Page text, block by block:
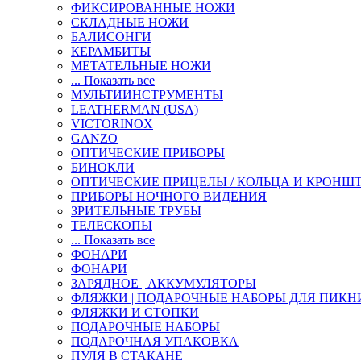
ФИКСИРОВАННЫЕ НОЖИ
СКЛАДНЫЕ НОЖИ
БАЛИСОНГИ
КЕРАМБИТЫ
МЕТАТЕЛЬНЫЕ НОЖИ
... Показать все
МУЛЬТИИНСТРУМЕНТЫ
LEATHERMAN (USA)
VICTORINOX
GANZO
ОПТИЧЕСКИЕ ПРИБОРЫ
БИНОКЛИ
ОПТИЧЕСКИЕ ПРИЦЕЛЫ / КОЛЬЦА И
ПРИБОРЫ НОЧНОГО ВИДЕНИЯ
ЗРИТЕЛЬНЫЕ ТРУБЫ
ТЕЛЕСКОПЫ
... Показать все
ФОНАРИ
ФОНАРИ
ЗАРЯДНОЕ | АККУМУЛЯТОРЫ
ФЛЯЖКИ | ПОДАРОЧНЫЕ НАБОРЫ ДЛЯ
ФЛЯЖКИ И СТОПКИ
ПОДАРОЧНЫЕ НАБОРЫ
ПОДАРОЧНАЯ УПАКОВКА
ПУЛЯ В СТАКАНЕ